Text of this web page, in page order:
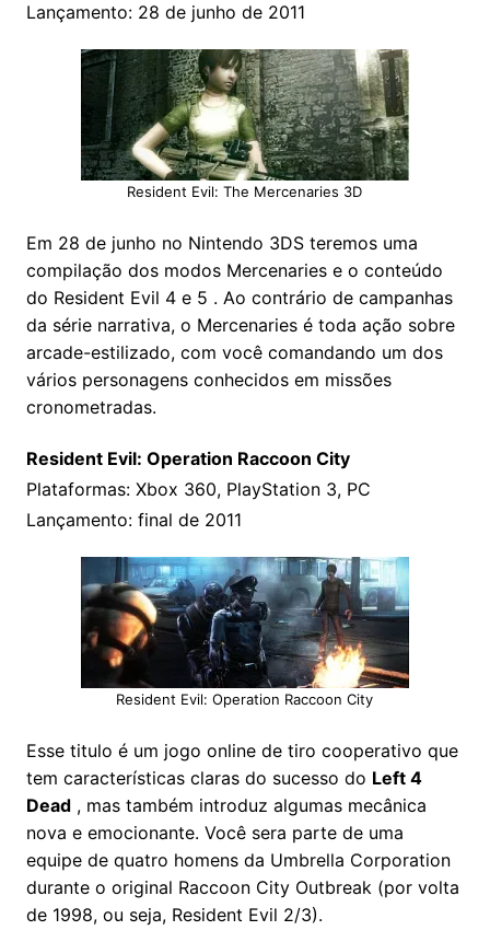
Lançamento: 28 de junho de 2011
Resident Evil: The Mercenaries 3D
Em 28 de junho no Nintendo 3DS teremos uma
compilação dos modos Mercenaries e o conteúdo
do Resident Evil 4 e 5 . Ao contrário de campanhas
da série narrativa, o Mercenaries é toda ação sobre
arcade-estilizado, com você comandando um dos
vários personagens conhecidos em missões
cronometradas.
Resident Evil: Operation Raccoon City
Plataformas: Xbox 360, PlayStation 3, PC
Lançamento: final de 2011
Resident Evil: Operation Raccoon City
Esse titulo é um jogo online de tiro cooperativo que
tem características claras do sucesso do Left 4
Dead, mas também introduz algumas mecânica
nova e emocionante. Você sera parte de uma
equipe de quatro homens da Umbrella Corporation
durante o original Raccoon City Outbreak (por volta
de 1998, ou seja, Resident Evil 2/3).